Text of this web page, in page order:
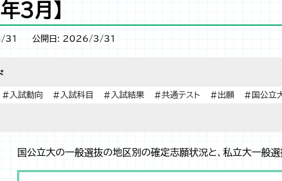
3月】
31 公開日: 2026/3/31
#入試動向 #入試科目 #入試結果 #共通テスト #出願 #国公立
国公立大の一般選抜の地区別の確定志願状況と、私立大一般選